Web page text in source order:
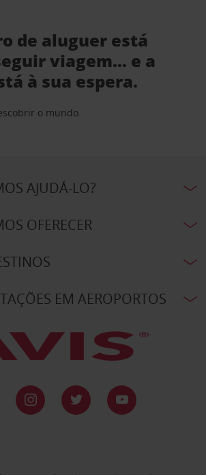
de aluguer está
viagem… e a
à sua espera.
o mundo.
AJUDÁ-LO?
OFERECER
EM AEROPORTOS